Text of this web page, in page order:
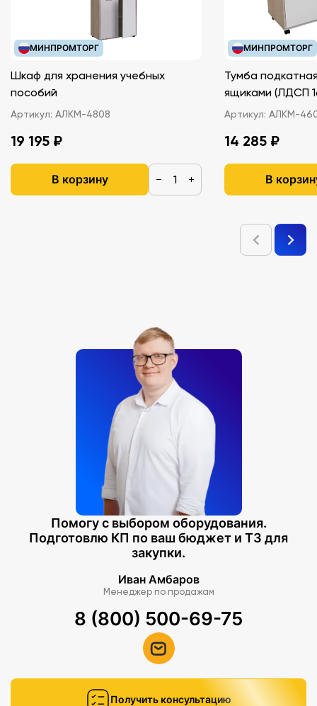
МИНПРОМТОРГ
Шкаф для хранения учебных
пособий
Артикул: АЛКМ-4808
19 195 ₽
В корзину − +
МИНПРОМТОРГ
Тумба
ящиками
Артикул: АЛКМ-
14 285 ₽
В
Помогу с выбором оборудования.
Подготовлю КП по ваш бюджет и ТЗ для
закупки.
Иван Амбаров
Менеджер по продажам
8 (800) 500-69-75
Получить консультацию